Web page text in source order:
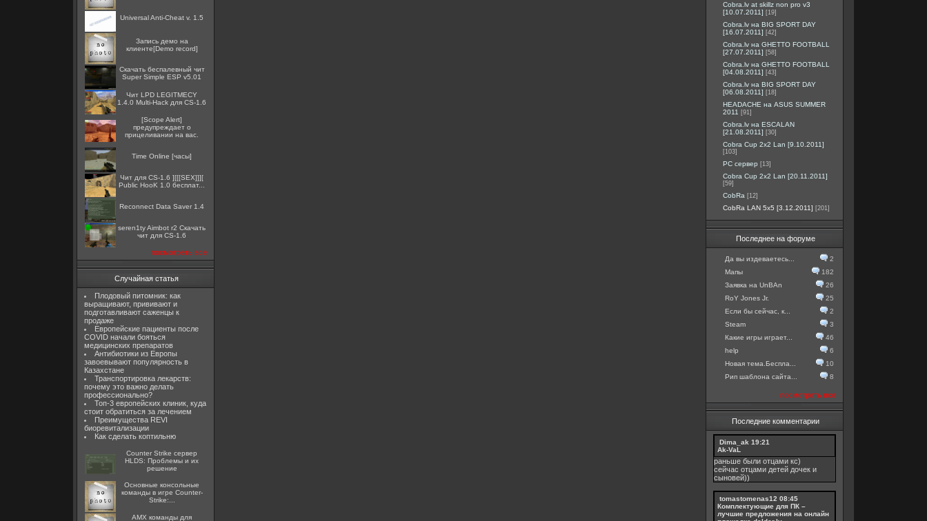
Universal Anti-Cheat v. 1.5
Запись демо на
клиенте[Demo record]
Скачать беспалевный чит
Super Simple ESP v5.01
Чит LPD LEGITMECY
1.4.0 Multi-Hack для CS-1.6
[Scope Alert]
предупреждает о
прицеливании на вас.
Time Online [часы]
Чит для CS-1.6 ][[[SEX]]][
Public HooK 1.0 бесплат...
Reconnect Data Saver 1.4
seren1ty Aimbot r2 Скачать
чит для CS-1.6
посмотреть все
Случайная статья
Плодовый питомник: как
выращивают, прививают и
подготавливают саженцы к
продаже
Европейские пациенты после
COVID начали бояться
медицинских препаратов
Антибиотики из Европы
завоевывают популярность в
Казахстане
Транспортировка лекарств:
почему это важно делать
профессионально?
Топ-3 европейских клиник, куда
стоит обратиться за лечением
Преимущества REVI
биоревитализации
Как сделать коптильню
Counter Strike сервер
HLDS: Проблемы и их
решение
Основные консольные
команды в игре Counter-
Strike:...
AMX команды для
Cobra.lv at skillz non pro v3
[10.07.2011] [19]
Cobra.lv на BIG SPORT DAY
[16.07.2011] [42]
Cobra.lv на GHETTO FOOTBALL
[27.07.2011] [58]
Cobra.lv на GHETTO FOOTBALL
[04.08.2011] [43]
Cobra.lv на BIG SPORT DAY
[06.08.2011] [18]
HEADACHE на ASUS SUMMER
2011 [91]
Cobra.lv на ESCALAN
[21.08.2011] [30]
Cobra Cup 2x2 Lan [9.10.2011]
[103]
PC сервер [13]
Cobra Cup 2x2 Lan [20.11.2011]
[59]
CobRa [12]
CobRa LAN 5x5 [3.12.2011] [201]
Последнее на форуме
Да вы издеваетесь...
2
Мапы
182
Заявка на UnBAn
26
RoY Jones Jr.
25
Если бы сейчас, к...
2
Steam
3
Какие игры играет...
46
help
6
Новая тема.Беспла...
10
Рип шаблона сайта...
8
посмотреть все
Последние комментарии
Dima_ak 19:21
Ak-VaL
раньше были отцами кс)
сейчас отцами детей дочек и
сыновей))
tomastomenas12 08:45
Комплектующие для ПК –
лучшие предложения на онлайн